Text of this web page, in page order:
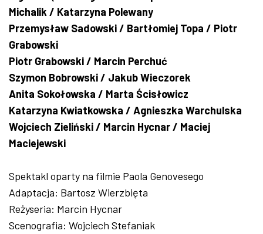
Michalik / Katarzyna Polewany
Przemysław Sadowski / Bartłomiej Topa / Piotr
Grabowski
Piotr Grabowski / Marcin Perchuć
Szymon Bobrowski / Jakub Wieczorek
Anita Sokołowska / Marta Ścisłowicz
Katarzyna Kwiatkowska / Agnieszka Warchulska
Wojciech Zieliński / Marcin Hycnar / Maciej
Maciejewski
Spektakl oparty na filmie Paola Genovesego
Adaptacja: Bartosz Wierzbięta
Reżyseria: Marcin Hycnar
Scenografia: Wojciech Stefaniak